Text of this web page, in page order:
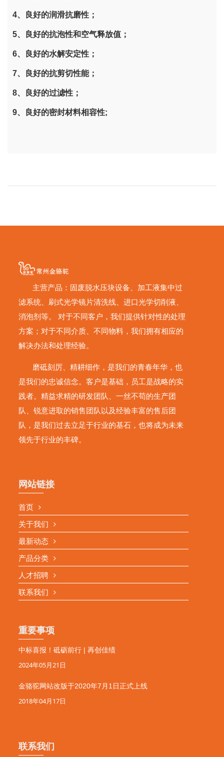
4、良好的润滑抗磨性；
5、良好的抗泡性和空气释放值；
6、良好的水解安定性；
7、良好的抗剪切性能；
8、良好的过滤性；
9、良好的密封材料相容性;
主营产品：固废脱水压块设备、加工液集中过
滤系统、刷式光学镜片清洗线、进口光学切削液、
消泡剂等。 对于不同客户，我们提供针对性的处理
方案；对于不同介质、不同物料，我们拥有相应的
解决办法和处理经验。
磨砥刻厉、精耕细作，是我们的青春年华，也
是我们的忠诚信念。客户是基础，员工是战略的实
践者。精益求精的研发团队、一丝不苟的生产团
队、锐意进取的销售团队以及经验丰富的售后团
队，是我们过去立足于行业的基石，也将成为未来
领先于行业的丰碑。
网站链接
首页
关于我们
最新动态
产品分类
人才招聘
联系我们
重要事项
中标喜报！砥砺前行 | 再创佳绩
2024年05月21日
金骆驼网站改版于2020年7月1日正式上线
2018年04月17日
联系我们